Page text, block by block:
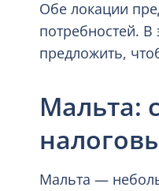
Обе локации
потребностей.
предложить,
Мальта:
Мальта —